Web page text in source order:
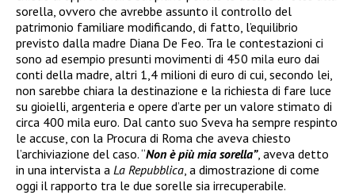
sorella, ovvero che avrebbe assunto il controllo del
patrimonio familiare modificando, di fatto, l’equilibrio
previsto dalla madre Diana De Feo. Tra le contestazioni ci
sono ad esempio presunti movimenti di 450 mila euro dai
conti della madre, altri 1,4 milioni di euro di cui, secondo lei,
non sarebbe chiara la destinazione e la richiesta di fare luce
su gioielli, argenteria e opere d’arte per un valore stimato di
circa 400 mila euro. Dal canto suo Sveva ha sempre respinto
le accuse, con la Procura di Roma che aveva chiesto
l’archiviazione del caso. “Non è più mia sorella”, aveva detto
in una intervista a La Repubblica, a dimostrazione di come
oggi il rapporto tra le due sorelle sia irrecuperabile.